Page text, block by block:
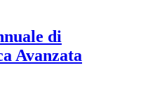
di
Avanzata